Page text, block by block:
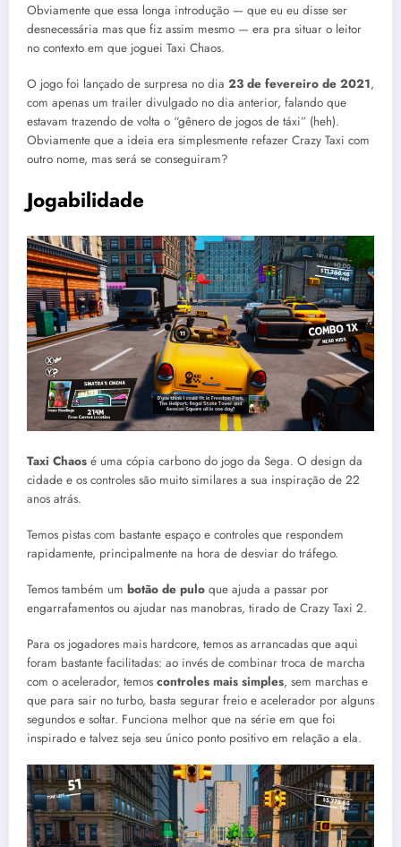
Obviamente que essa longa introdução — que eu eu disse ser
desnecessária mas que fiz assim mesmo — era pra situar o leitor
no contexto em que joguei Taxi Chaos.
O jogo foi lançado de surpresa no dia 23 de fevereiro de 2021,
com apenas um trailer divulgado no dia anterior, falando que
estavam trazendo de volta o “gênero de jogos de táxi” (heh).
Obviamente que a ideia era simplesmente refazer Crazy Taxi com
outro nome, mas será se conseguiram?
Jogabilidade
Taxi Chaos é uma cópia carbono do jogo da Sega. O design da
cidade e os controles são muito similares a sua inspiração de 22
anos atrás.
Temos pistas com bastante espaço e controles que respondem
rapidamente, principalmente na hora de desviar do tráfego.
Temos também um botão de pulo que ajuda a passar por
engarrafamentos ou ajudar nas manobras, tirado de Crazy Taxi 2.
Para os jogadores mais hardcore, temos as arrancadas que aqui
foram bastante facilitadas: ao invés de combinar troca de marcha
com o acelerador, temos controles mais simples, sem marchas e
que para sair no turbo, basta segurar freio e acelerador por alguns
segundos e soltar. Funciona melhor que na série em que foi
inspirado e talvez seja seu único ponto positivo em relação a ela.